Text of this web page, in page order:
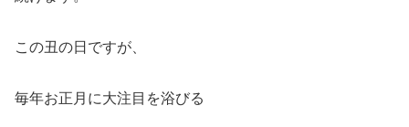
この丑の日ですが、
毎年お正月に大注目を浴びる